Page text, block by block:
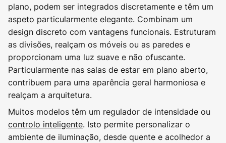
plano, podem ser integrados discretamente e têm um
aspeto particularmente elegante. Combinam um
design discreto com vantagens funcionais. Estruturam
as divisões, realçam os móveis ou as paredes e
proporcionam uma luz suave e não ofuscante.
Particularmente nas salas de estar em plano aberto,
contribuem para uma aparência geral harmoniosa e
realçam a arquitetura.
Muitos modelos têm um regulador de intensidade ou
controlo inteligente. Isto permite personalizar o
ambiente de iluminação, desde quente e acolhedor a